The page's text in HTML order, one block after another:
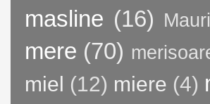
masline (16)
mere (70)
miel (12) miere (4)